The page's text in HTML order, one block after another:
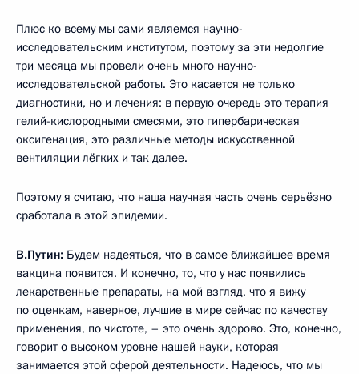
Плюс ко всему мы сами являемся научно-
исследовательским институтом, поэтому за эти недолгие
три месяца мы провели очень много научно-
исследовательской работы. Это касается не только
диагностики, но и лечения: в первую очередь это терапия
гелий-кислородными смесями, это гипербарическая
оксигенация, это различные методы искусственной
вентиляции лёгких и так далее.
Поэтому я считаю, что наша научная часть очень серьёзно
сработала в этой эпидемии.
В.Путин: Будем надеяться, что в самое ближайшее время
вакцина появится. И конечно, то, что у нас появились
лекарственные препараты, на мой взгляд, что я вижу
по оценкам, наверное, лучшие в мире сейчас по качеству
применения, по чистоте, – это очень здорово. Это, конечно,
говорит о высоком уровне нашей науки, которая
занимается этой сферой деятельности. Надеюсь, что мы